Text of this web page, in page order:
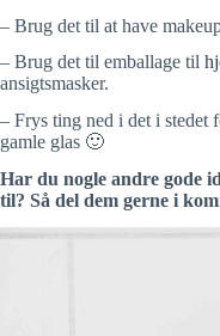
– Brug det til at have
– Brug det til emballage til
ansigtsmasker.
– Frys ting ned i det i stedet
gamle glas 🙂
Har du nogle andre gode
til? Så del dem gerne i